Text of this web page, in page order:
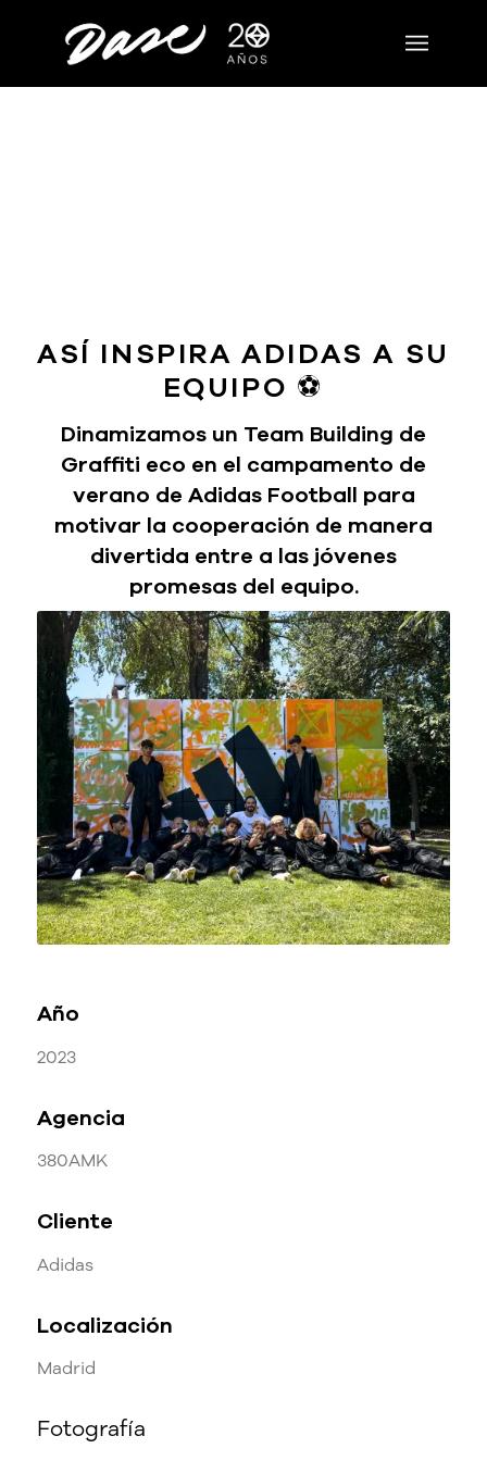
ASÍ INSPIRA ADIDAS A SU
EQUIPO ⚽️
Dinamizamos un Team Building de
Graffiti eco en el campamento de
verano de Adidas Football para
motivar la cooperación de manera
divertida entre a las jóvenes
promesas del equipo.
Año
2023
Agencia
380AMK
Cliente
Adidas
Localización
Madrid
Fotografía